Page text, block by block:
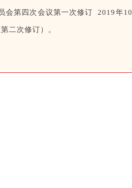
会第四次会议第一次修订 2019年10
二次修订）。